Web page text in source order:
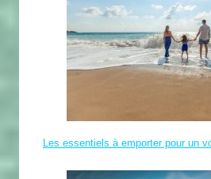
Les essentiels à emporter pour un